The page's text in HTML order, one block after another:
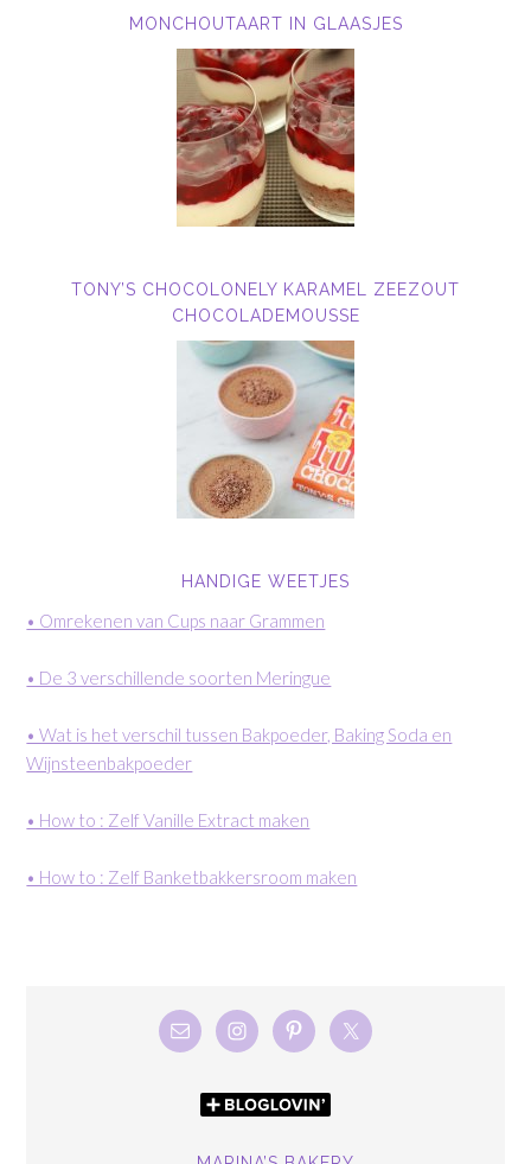
MONCHOUTAART IN GLAASJES
TONY’S CHOCOLONELY KARAMEL ZEEZOUT
CHOCOLADEMOUSSE
HANDIGE WEETJES
• Omrekenen van Cups naar Grammen
• De 3 verschillende soorten Meringue
• Wat is het verschil tussen Bakpoeder, Baking Soda en
Wijnsteenbakpoeder
• How to : Zelf Vanille Extract maken
• How to : Zelf Banketbakkersroom maken